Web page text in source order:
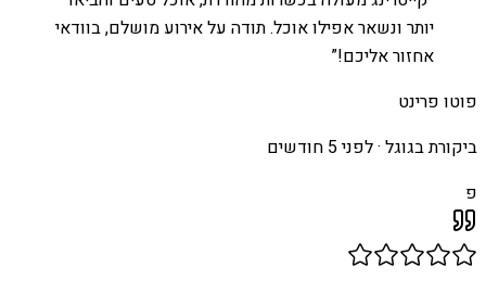
יותר ונשאר אפילו אוכל. תודה על אירוע מושלם, בוודאי
אחזור אליכם!”
פוטו פרינט
ביקורת בגוגל ·לפני 5 חודשים
פ